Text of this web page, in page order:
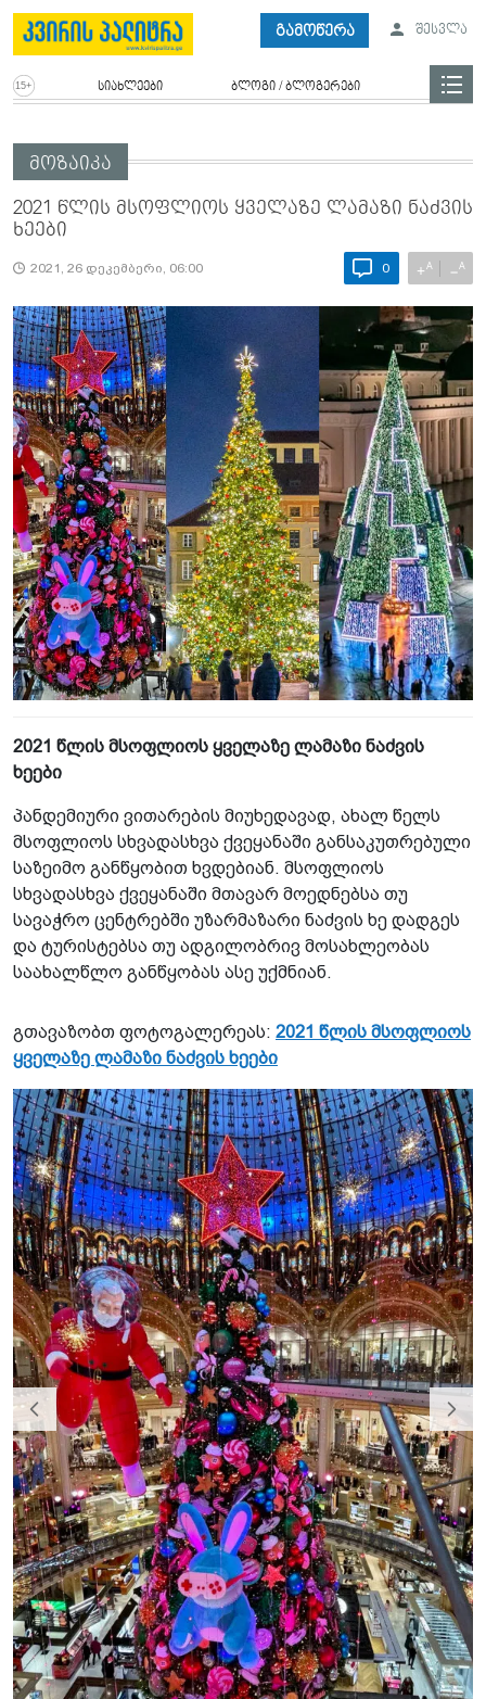
გამოწერა შესვლა
სიახლეები ბლოგი / ბლოგერები
მოზაიკა
2021 წლის მსოფლიოს ყველაზე ლამაზი ნაძვის
ხეები
2021, 26 დეკემბერი, 06:00 0 +A −A
2021 წლის მსოფლიოს ყველაზე ლამაზი ნაძვის
ხეები
პანდემიური ვითარების მიუხედავად, ახალ წელს
მსოფლიოს სხვადასხვა ქვეყანაში განსაკუთრებული
საზეიმო განწყობით ხვდებიან. მსოფლიოს
სხვადასხვა ქვეყანაში მთავარ მოედნებსა თუ
სავაჭრო ცენტრებში უზარმაზარი ნაძვის ხე დადგეს
და ტურისტებსა თუ ადგილობრივ მოსახლეობას
საახალწლო განწყობას ასე უქმნიან.
გთავაზობთ ფოტოგალერეას: 2021 წლის მსოფლიოს
ყველაზე ლამაზი ნაძვის ხეები